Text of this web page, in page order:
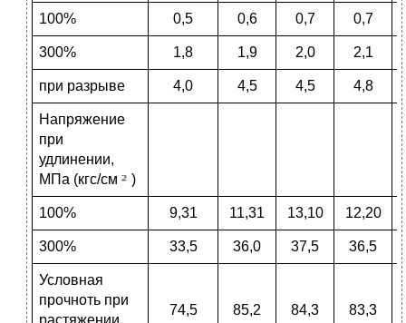
100% 0,5 0,6 0,7 0,7
300% 1,8 1,9 2,0 2,1
при разрыве 4,0 4,5 4,5 4,8
Напряжение
при
удлинении,
МПа (кгс/см
)
100% 9,31 11,31 13,10 12,20
300% 33,5 36,0 37,5 36,5
Условная
прочноть при
74,5 85,2 84,3 83,3